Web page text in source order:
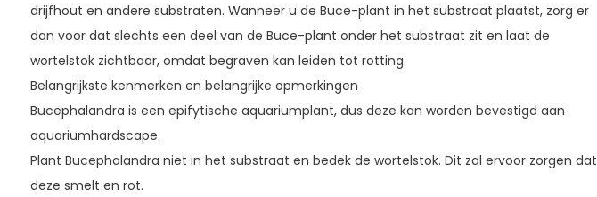
drijfhout en andere substraten. Wanneer u de Buce-plant in het substraat plaatst, zorg er
dan voor dat slechts een deel van de Buce-plant onder het substraat zit en laat de
wortelstok zichtbaar, omdat begraven kan leiden tot rotting.
Belangrijkste kenmerken en belangrijke opmerkingen
Bucephalandra is een epifytische aquariumplant, dus deze kan worden bevestigd aan
aquariumhardscape.
Plant Bucephalandra niet in het substraat en bedek de wortelstok. Dit zal ervoor zorgen dat
deze smelt en rot.